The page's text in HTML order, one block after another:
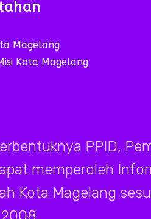
Magelang
Kota Magelang
PPID,
memperoleh
Kota Magelang